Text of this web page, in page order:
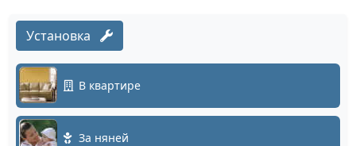
Установка
В квартире
За няней